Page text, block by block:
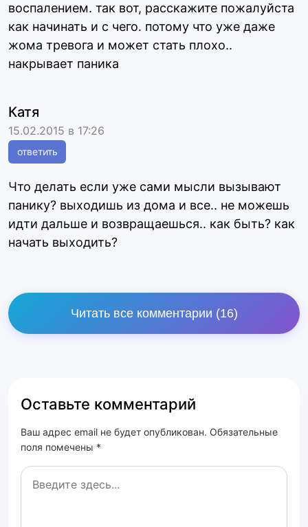
воспалением. так вот, расскажите пожалуйста
как начинать и с чего. потому что уже даже
жома тревога и может стать плохо..
накрывает паника
Катя
15.02.2015 в 17:26
ответить
Что делать если уже сами мысли вызывают
панику? выходишь из дома и все.. не можешь
идти дальше и возвращаешься.. как быть? как
начать выходить?
Читать все комментарии (16)
Оставьте комментарий
Ваш адрес email не будет опубликован. Обязательные
поля помечены *